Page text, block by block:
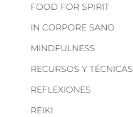
FOOD FOR SPIRIT
IN CORPORE SANO
MINDFULNESS
RECURSOS Y TÉCNICAS
REFLEXIONES
REIKI